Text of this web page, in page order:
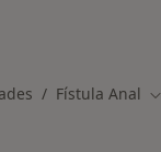
Fístula Anal